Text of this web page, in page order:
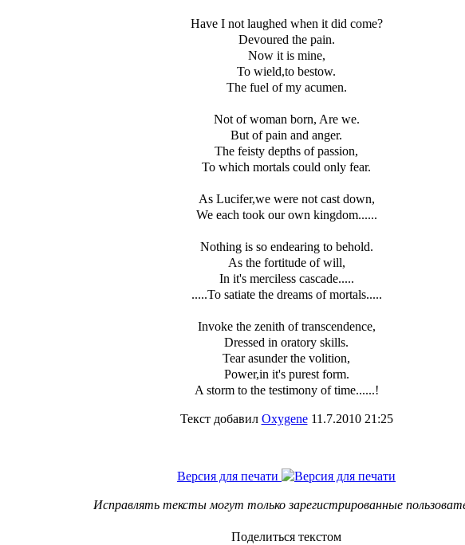
Have I not laughed when it did come?
Devoured the pain.
Now it is mine,
To wield,to bestow.
The fuel of my acumen.
Not of woman born, Are we.
But of pain and anger.
The feisty depths of passion,
To which mortals could only fear.
As Lucifer,we were not cast down,
We each took our own kingdom......
Nothing is so endearing to behold.
As the fortitude of will,
In it's merciless cascade.....
.....To satiate the dreams of mortals.....
Invoke the zenith of transcendence,
Dressed in oratory skills.
Tear asunder the volition,
Power,in it's purest form.
A storm to the testimony of time......!
Текст добавил Oxygene11.7.2010 21:25
Версия для печати
Исправлять тексты могут только зарегистрированные
Поделиться текстом